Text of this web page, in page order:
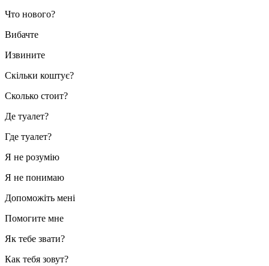
Что нового?
Вибачте
Извините
Скільки коштує?
Сколько стоит?
Де туалет?
Где туалет?
Я не розумію
Я не понимаю
Допоможіть мені
Помогите мне
Як тебе звати?
Как тебя зовут?